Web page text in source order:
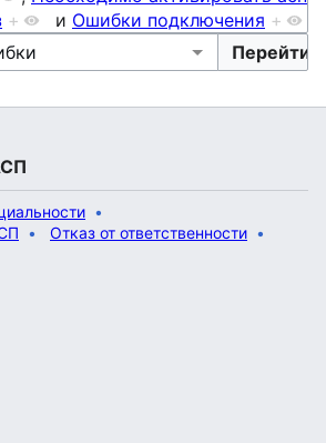
+ и Ошибки подключения +
Отказ от ответственности